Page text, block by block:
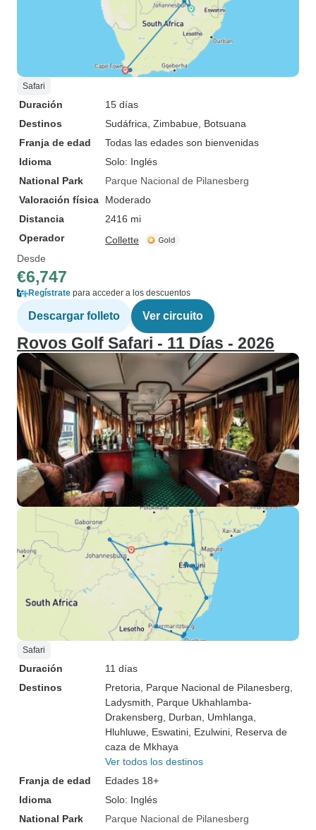
Safari
Duración
15 días
Destinos
Sudáfrica , Zimbabue , Botsuana
Franja de edad
Todas las edades son bienvenidas
Idioma
Solo: Inglés
National Park
Parque Nacional de Pilanesberg
Valoración física
Moderado
Distancia
2416 mi
Operador
Collette
Desde
€6,747
Regístrate para acceder a los descuentos
Descargar folleto Ver circuito
Rovos Golf Safari - 11 Días - 2026
Safari
Duración
11 días
Destinos
Pretoria , Parque Nacional de Pilanesberg
Ladysmith , Parque Ukhahlamba-
Drakensberg , Durban , Umhlanga
Hluhluwe , Eswatini , Ezulwini , Reserva de
caza de Mkhaya
Ver todos los destinos
Franja de edad
Edades 18+
Idioma
Solo: Inglés
National Park
Parque Nacional de Pilanesberg